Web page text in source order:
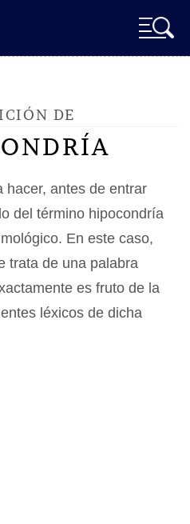
DE
hacer, antes de entrar
del término hipocondría
En este caso,
trata de una palabra
es fruto de la
léxicos de dicha